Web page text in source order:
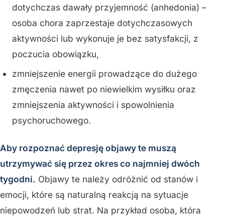
dotychczas dawały przyjemność (anhedonia) –
osoba chora zaprzestaje dotychczasowych
aktywności lub wykonuje je bez satysfakcji, z
poczucia obowiązku,
zmniejszenie energii prowadzące do dużego
zmęczenia nawet po niewielkim wysiłku oraz
zmniejszenia aktywności i spowolnienia
psychoruchowego.
Aby rozpoznać depresję objawy te muszą
utrzymywać się przez okres co najmniej dwóch
tygodni. Objawy te należy odróżnić od stanów i
emocji, które są naturalną reakcją na sytuacje
niepowodzeń lub strat. Na przykład osoba, która